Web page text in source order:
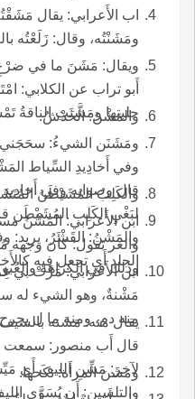
اب الأَعرابي: يقال
ومَشَنْتُه، وقال: زَلَعْتُه
ويقال: مَشَنَ ما في ضرْعِ
أَبو تراب عن الكلابي:
حلبتها ومَشَّنَتِ الناقةُ
والمَشْنُ: الخَدْشُ.
ومَشَنَن الشيءُ: سحَجَني
وفي أَخادِيدِ السِّياط
قال وصوابه وفي
لبَغْيِ الكَلِب المُشَيْطَن
والمَشْنُ: القَشْرُ، يريد:
الجلد أَي تجعل فيه
والكَلِبُ المُشَيْطَنُ
ابن الأَعرابي: المَشْنُ
والعر تقول: كأَن وجهه
وذلك في الكراهة
ابن الأَعرابي: مَرَّتْ بي
مَشْنةٌ، وهو الشيء له
منه دم، ومنه ما ل يجرح
يقال منه: مَشَنه
قال أَب منصور: سمعت
لآخر: مَشِّنِ الليفَ أَي
والتلسين: أَن يُسَوَّى
ومَشَنَ المرأَة: نكحها.